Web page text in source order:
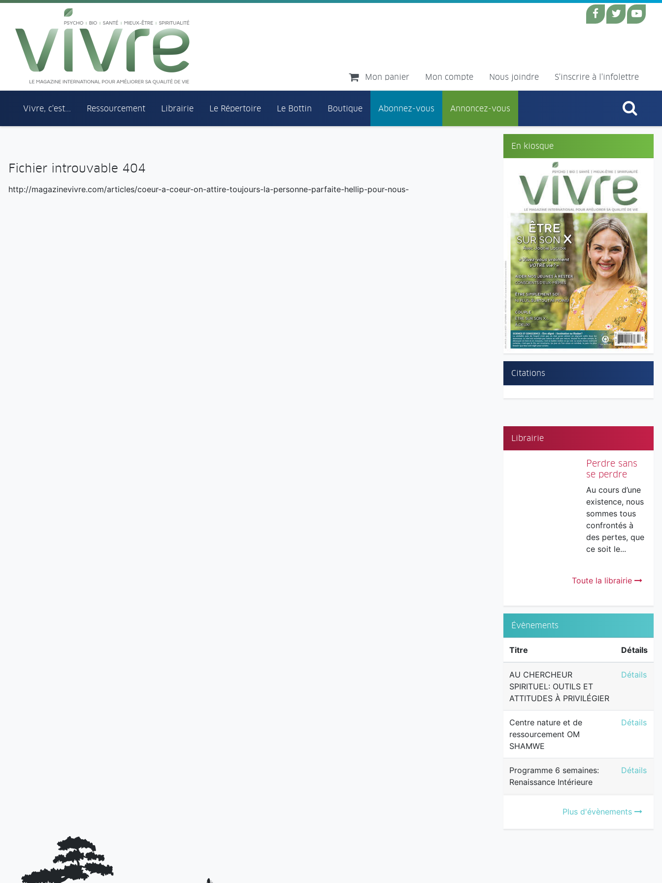
Aller au menu principal
Aller au contenu principal
Mon panier Mon compte Nous joindre S'inscrire à l'infolettre
Vivre, c'est... Ressourcement Librairie Le Répertoire Le Bottin Boutique Abonnez-vous Annoncez-vous
En kiosque
Citations
Librairie
Perdre sans
se perdre
Au cours d’une
existence, nous
sommes tous
confrontés à
des pertes, que
ce soit le...
Toute la librairie
Évènements
Titre Détails
AU CHERCHEUR
SPIRITUEL: OUTILS ET
ATTITUDES À PRIVILÉGIER
AU
Détails
Centre nature et de
ressourcement OM
SHAMWE
Centre
Détails
Programme 6 semaines:
Renaissance Intérieure
Détails
Plus d'évènements
Fichier introuvable 404
http://magazinevivre.com/articles/coeur-a-coeur-on-attire-toujours-la-personne-parfaite-hellip-pour-nous-